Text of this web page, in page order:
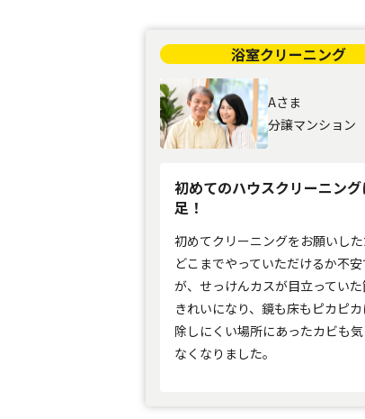
浴室クリーニング
Aさま
分譲マンション
初めてのハウスクリーニン
足！
初めてクリーニングをお願いした
どこまでやっていただけるか不
が、せっけんカスが目立ってい
きれいになり、鏡も床もピカピ
除しにくい場所にあったカビも
なくなりました。